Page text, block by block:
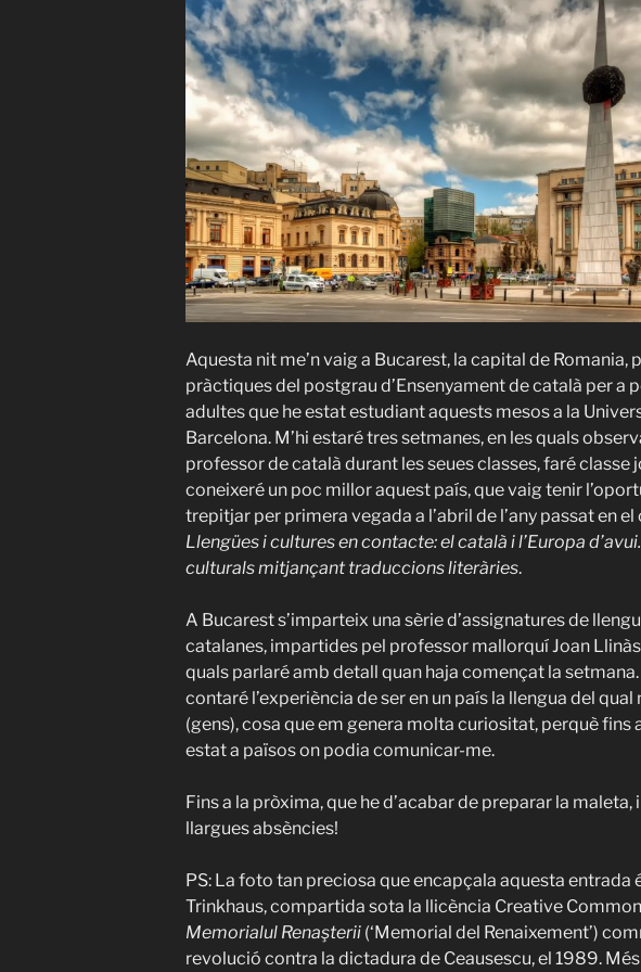
Aquesta nit me’n vaig a Bucarest, la capital de Romania,
pràctiques del postgrau d’Ensenyament de català per a
adultes que he estat estudiant aquests mesos a la
Barcelona. M’hi estaré tres setmanes, en les quals
professor de català durant les seues classes, faré classe
coneixeré un poc millor aquest país, que vaig tenir
trepitjar per primera vegada a l’abril de l’any passat en
Llengües i cultures en contacte: el català i l’Europa
culturals mitjançant traduccions literàries.
A Bucarest s’imparteix una sèrie d’assignatures de
catalanes, impartides pel professor mallorquí Joan
quals parlaré amb detall quan haja començat la
contaré l’experiència de ser en un país la llengua del qual
(gens), cosa que em genera molta curiositat, perquè fins
estat a països on podia comunicar-me.
Fins a la pròxima, que he d’acabar de preparar la maleta,
llargues absències!
PS: La foto tan preciosa que encapçala aquesta entrada
Trinkhaus, compartida sota la llicència Creative
Memorialul Renaşterii(‘Memorial del Renaixement’)
revolució contra la dictadura de Ceausescu, el 1989.